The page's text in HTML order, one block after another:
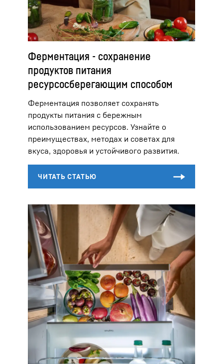
Ферментация - сохранение
продуктов питания
ресурсосберегающим способом
Ферментация позволяет сохранять
продукты питания с бережным
использованием ресурсов. Узнайте о
преимуществах, методах и советах для
вкуса, здоровья и устойчивого развития.